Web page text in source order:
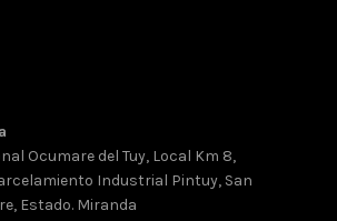
Ocumare del Tuy, Local Km 8,
Industrial Pintuy, San
Estado. Miranda